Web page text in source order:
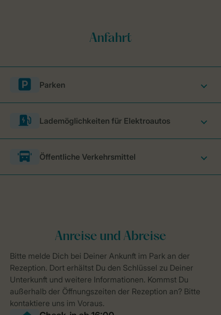
Parken
Lademöglichkeiten für Elektroautos
Öffentliche Verkehrsmittel